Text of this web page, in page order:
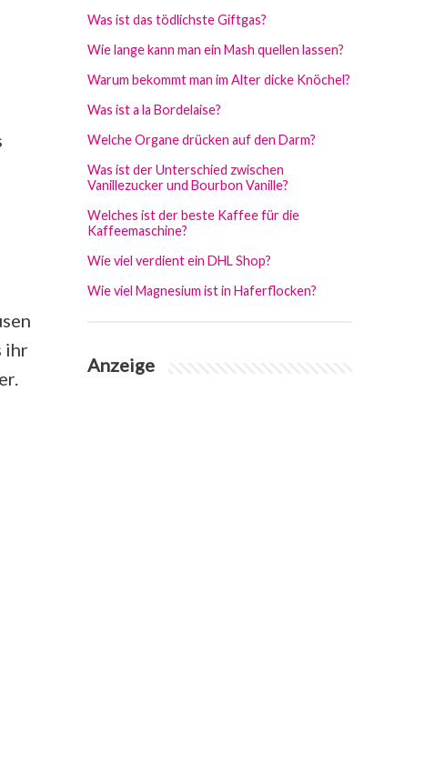
ihr
Was ist das tödlichste Giftgas?
Wie lange kann man ein Mash quellen lassen?
Warum bekommt man im Alter dicke Knöchel?
Was ist a la Bordelaise?
Welche Organe drücken auf den Darm?
Was ist der Unterschied zwischen
Vanillezucker und Bourbon Vanille?
Welches ist der beste Kaffee für die
Kaffeemaschine?
Wie viel verdient ein DHL Shop?
Wie viel Magnesium ist in Haferflocken?
Anzeige